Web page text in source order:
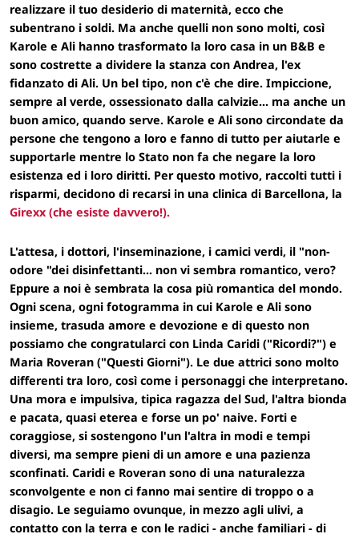
realizzare il tuo desiderio di maternità, ecco che
subentrano i soldi. Ma anche quelli non sono molti, così
Karole e Ali hanno trasformato la loro casa in un B&B e
sono costrette a dividere la stanza con Andrea, l'ex
fidanzato di Ali. Un bel tipo, non c'è che dire. Impiccione,
sempre al verde, ossessionato dalla calvizie... ma anche un
buon amico, quando serve. Karole e Ali sono circondate da
persone che tengono a loro e fanno di tutto per aiutarle e
supportarle mentre lo Stato non fa che negare la loro
esistenza ed i loro diritti. Per questo motivo, raccolti tutti i
risparmi, decidono di recarsi in una clinica di Barcellona, la
Girexx (che esiste davvero!).
L'attesa, i dottori, l'inseminazione, i camici verdi, il "non-
odore "dei disinfettanti... non vi sembra romantico, vero?
Eppure a noi è sembrata la cosa più romantica del mondo.
Ogni scena, ogni fotogramma in cui Karole e Ali sono
insieme, trasuda amore e devozione e di questo non
possiamo che congratularci con Linda Caridi ("Ricordi?") e
Maria Roveran ("Questi Giorni"). Le due attrici sono molto
differenti tra loro, così come i personaggi che interpretano.
Una mora e impulsiva, tipica ragazza del Sud, l'altra bionda
e pacata, quasi eterea e forse un po' naive. Forti e
coraggiose, si sostengono l'un l'altra in modi e tempi
diversi, ma sempre pieni di un amore e una pazienza
sconfinati. Caridi e Roveran sono di una naturalezza
sconvolgente e non ci fanno mai sentire di troppo o a
disagio. Le seguiamo ovunque, in mezzo agli ulivi, a
contatto con la terra e con le radici - anche familiari - di